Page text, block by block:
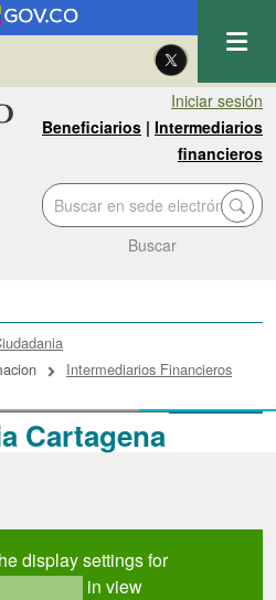
| Eng
Iniciar sesión
Beneficiarios | Intermediarios
financieros
Buscar
Cartagena
de ayuda a la
Intermediarios Financieros
estado
display settings for
in view